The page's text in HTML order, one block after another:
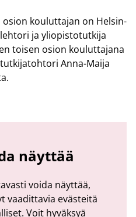
osion kou­lut­ta­jan on Hel­sin­
ja yli­opis­to­tut­ki­ja
toi­sen osion kou­lut­ta­ja­na
Anna-​Maija
näyttää
voida näyttää,
vaadittavia evästeitä
Voit hyväksyä